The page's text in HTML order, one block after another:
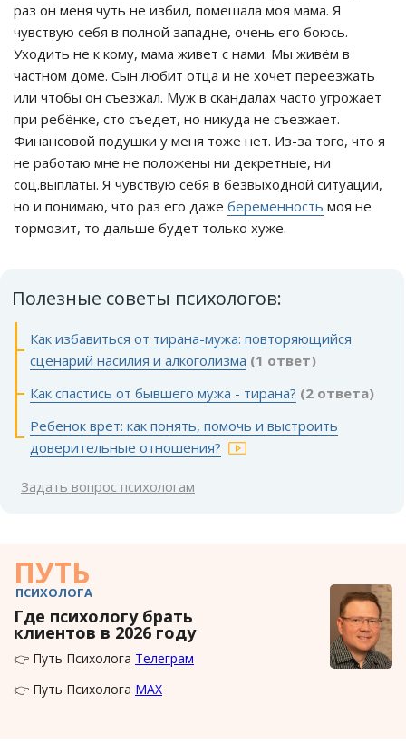
раз он меня чуть не избил, помешала моя мама. Я
чувствую себя в полной западне, очень его боюсь.
Уходить не к кому, мама живет с нами. Мы живём в
частном доме. Сын любит отца и не хочет переезжать
или чтобы он съезжал. Муж в скандалах часто угрожает
при ребёнке, сто съедет, но никуда не съезжает.
Финансовой подушки у меня тоже нет. Из-за того, что я
не работаю мне не положены ни декретные, ни
соц.выплаты. Я чувствую себя в безвыходной ситуации,
но и понимаю, что раз его даже беременность моя не
тормозит, то дальше будет только хуже.
Полезные советы психологов:
Как избавиться от тирана-мужа: повторяющийся
сценарий насилия и алкоголизма (1 ответ)
Как спастись от бывшего мужа - тирана? (2 ответа)
Ребенок врет: как понять, помочь и выстроить
доверительные отношения?
Задать вопрос психологам
ПУТЬ
ПСИХОЛОГА
Где психологу брать
клиентов в 2026 году
👉 Путь Психолога Телеграм
👉 Путь Психолога MAX